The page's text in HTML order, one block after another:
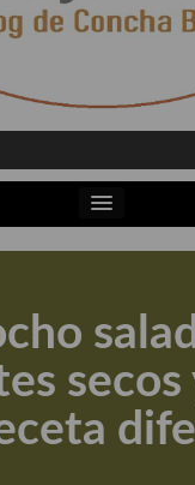
sobre temas
Extra (AOVE)
con los mejores AOVES
secos